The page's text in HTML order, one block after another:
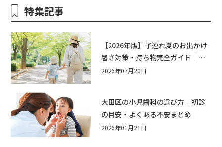
特集記事
【2026年版】子連れ夏のお出かけ
暑さ対策・持ち物完全ガイド｜水
遊び・公園・夏祭りで本当に役立
2026年07月20日
大田区の小児歯科の選び方｜初診
の目安・よくある不安まとめ
2026年01月21日